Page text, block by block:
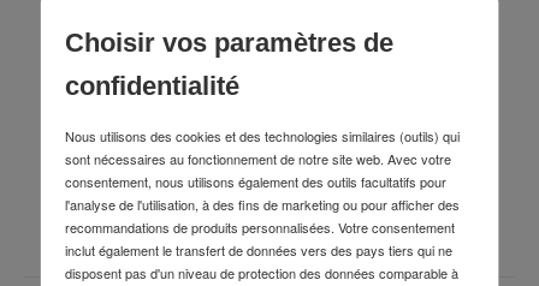
chaîne 400 ml Ds
Délai de livraison : 2-3 semaines
250,97 €
TTC(12 Pièce(s))
Choisir vos paramètres de
confidentialité
Nous utilisons des cookies et des technologies similaires (outils) qui
sont nécessaires au fonctionnement de notre site web. Avec votre
consentement, nous utilisons également des outils facultatifs pour
l'analyse de l'utilisation, à des fins de marketing ou pour afficher des
recommandations de produits personnalisées. Votre consentement
inclut également le transfert de données vers des pays tiers qui ne
disposent pas d'un niveau de protection des données comparable à